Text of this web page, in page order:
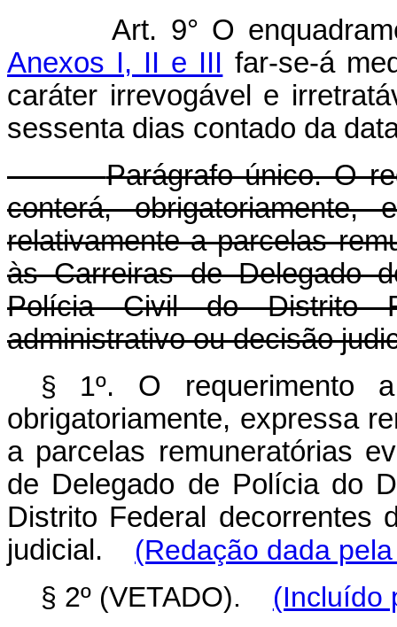
Art. 9° O
Anexos I, II e III far-se-á
caráter irrevogável e
sessenta dias contado da
Parágrafo único. O
conterá, obrigatoriamente,
relativamente a parcelas
às Carreiras de Delegado
Polícia Civil do Distrito
administrativo ou decisão
§ 1º. O requerimento
obrigatoriamente, expressa
a parcelas remuneratórias
de Delegado de Polícia do
Distrito Federal decorrentes
judicial. (Redação dada
§ 2º (VETADO). (Incluído